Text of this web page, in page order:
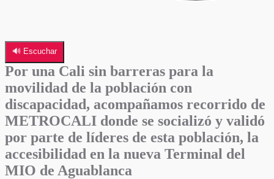
🔊 Escuchar
Por una Cali sin barreras para la
movilidad de la población con
discapacidad, acompañamos recorrido de
METROCALI donde se socializó y validó
por parte de líderes de esta población, la
accesibilidad en la nueva Terminal del
MIO de Aguablanca